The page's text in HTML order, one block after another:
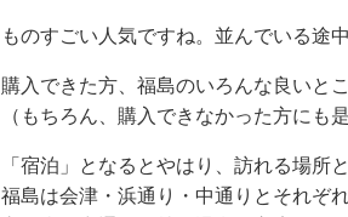
（もちろん、購入できなかった方にも是
「宿泊」となるとやはり、訪れる場所と
福島は会津・浜通り・中通りとそれぞれ
む中通りは特に温泉の宝庫としても有名で